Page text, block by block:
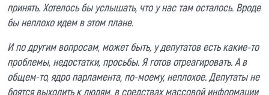
принять. Хотелось бы услышать, что у нас там осталось. Вроде
бы неплохо идем в этом плане.
И по другим вопросам, может быть, у депутатов есть какие-то
проблемы, недостатки, просьбы. Я готов отреагировать. А в
общем-то, ядро парламента, по-моему, неплохое. Депутаты не
боятся выходить к людям, в средствах массовой информации